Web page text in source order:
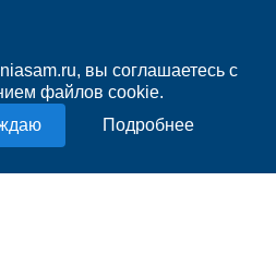
вы соглашаетесь с
файлов cookie.
Подробнее